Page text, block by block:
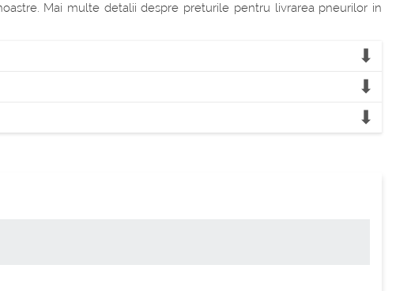
Mai multe detalii despre preturile pentru livrarea pneurilor in